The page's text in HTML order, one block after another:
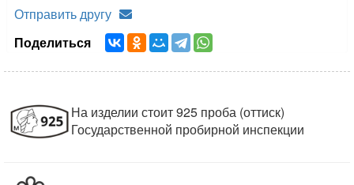
Отправить другу
Поделиться
На изделии стоит 925 проба (оттиск)
Государственной пробирной инспекции